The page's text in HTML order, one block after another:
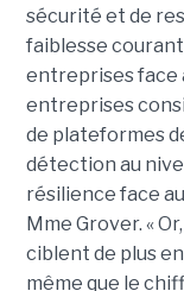
sécurité et de
faiblesse
entreprises face
entreprises
de plateformes
détection au
résilience face
Mme Grover. «
ciblent de plus
même que le